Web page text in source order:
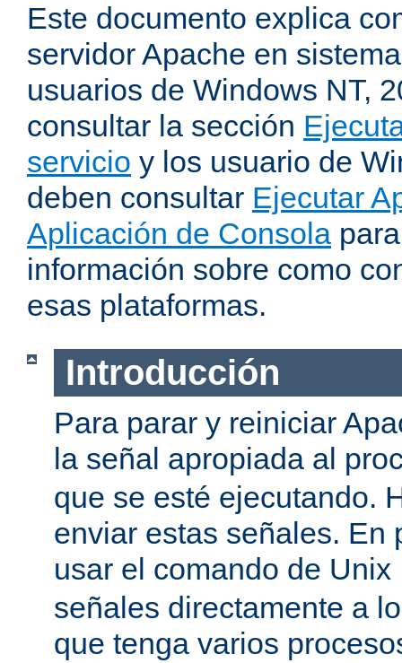
Este documento explica
servidor Apache en
usuarios de Windows NT,
consultar la sección
servicio y los usuario de
deben consultar Ejecutar
Aplicación de Consola
información sobre como
esas plataformas.
Introducción
Para parar y reiniciar
la señal apropiada al
que se esté ejecutando.
enviar estas señales. En
usar el comando de Unix
señales directamente a
que tenga varios